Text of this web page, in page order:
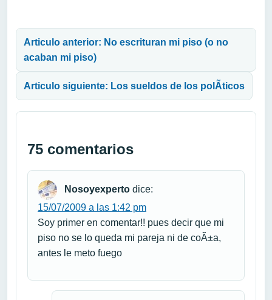
Articulo anterior: No escrituran mi piso (o no
acaban mi piso)
Articulo siguiente: Los sueldos de los polÃ­ticos
75 comentarios
Nosoyexperto dice:
15/07/2009 a las 1:42 pm
Soy primer en comentar!! pues decir que mi
piso no se lo queda mi pareja ni de coÃ±a,
antes le meto fuego